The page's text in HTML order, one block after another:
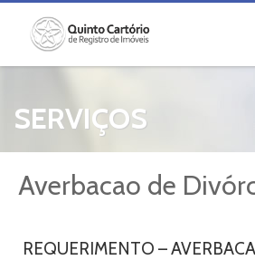
SERVIÇOS
Averbacao de
REQUERIMENTO –